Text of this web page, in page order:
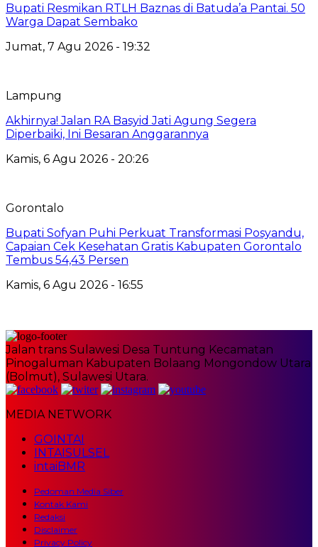
Bupati Resmikan RTLH Baznas di Batuda’a Pantai. 50
Warga Dapat Sembako
Jumat, 7 Agu 2026 - 19:32
Lampung
Akhirnya! Jalan RA Basyid Jati Agung Segera
Diperbaiki, Ini Besaran Anggarannya
Kamis, 6 Agu 2026 - 20:26
Gorontalo
Bupati Sofyan Puhi Perkuat Transformasi Posyandu,
Capaian Cek Kesehatan Gratis Kabupaten Gorontalo
Tembus 54,43 Persen
Kamis, 6 Agu 2026 - 16:55
Jalan trans Sulawesi Desa Tuntung Kecamatan
Pinogaluman Kabupaten Bolaang Mongondow Utara
(Bolmut), Sulawesi Utara.
MEDIA NETWORK
GOINTAI
INTAISULSEL
intaiBMR
Pedoman Media Siber
Kontak Kami
Redaksi
Disclaimer
Privacy Policy